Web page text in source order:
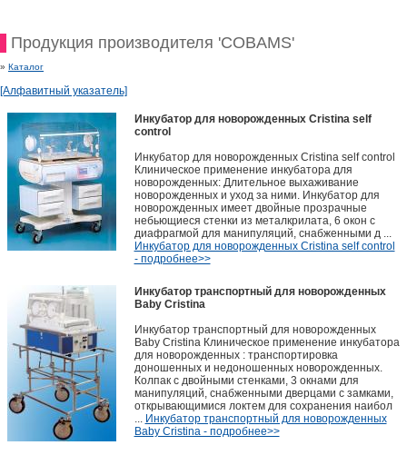
Продукция производителя 'COBAMS'
» Каталог
[Алфавитный указатель]
Инкубатор для новорожденных Cristina self
control
Инкубатор для новорожденных Cristina self control
Клиническое применение инкубатора для
новорожденных: Длительное выхаживание
новорожденных и уход за ними. Инкубатор для
новорожденных имеет двойные прозрачные
небьющиеся стенки из металкрилата, 6 окон с
диафрагмой для манипуляций, снабженными д ...
Инкубатор для новорожденных Cristina self control
- подробнее>>
Инкубатор транспортный для новорожденных
Baby Cristina
Инкубатор транспортный для новорожденных
Baby Cristina Клиническое применение инкубатора
для новорожденных : транспортировка
доношенных и недоношенных новорожденных.
Колпак с двойными стенками, 3 окнами для
манипуляций, снабженными дверцами с замками,
открывающимися локтем для сохранения наибол
... Инкубатор транспортный для новорожденных
Baby Cristina - подробнее>>